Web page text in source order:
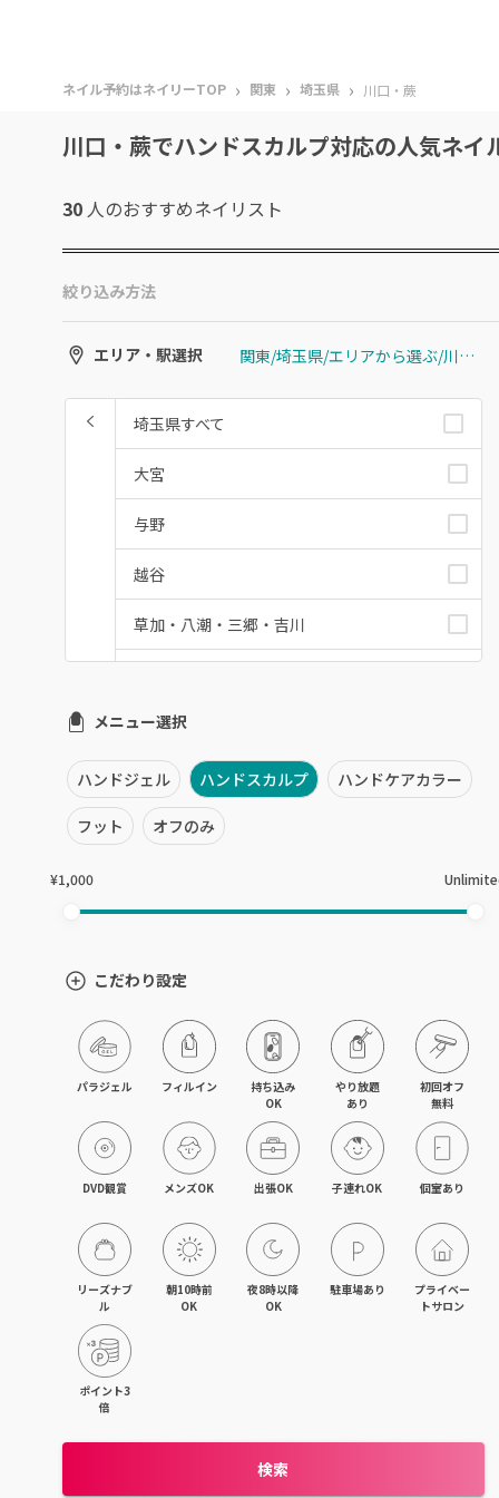
ネイル予約はネイリーTOP › 関東 › 埼玉県 › 川口・蕨
川口・蕨でハンドスカルプ対応の人気ネイ
30 人のおすすめネイリスト
絞り込み方法
エリア・駅選択 関東/埼玉県/エリアから選ぶ/川口・蕨
埼玉県すべて
大宮
与野
越谷
草加・八潮・三郷・吉川
戸田
川越・本川越
ふじみ野・鶴瀬・上福岡
所沢・小手指
飯能・東飯能
春日部・岩槻
熊谷・行田
坂戸・若葉・鶴ヶ島
上尾・桶川・鴻巣
久喜・幸手・蓮田
メニュー選択
ハンドジェル ハンドスカルプ ハンドケアカラー
フット オフのみ
¥1,000
こだわり設定
パラジェル フィルイン
持ち込み
OK
やり放題
あり
初回オフ
無料
DVD観賞 メンズOK 出張OK 子連れOK 個室あり
リーズナブ
ル
朝10時前
OK
夜8時以降
OK
駐車場あり
プライベー
トサロン
ポイント3
倍
検索